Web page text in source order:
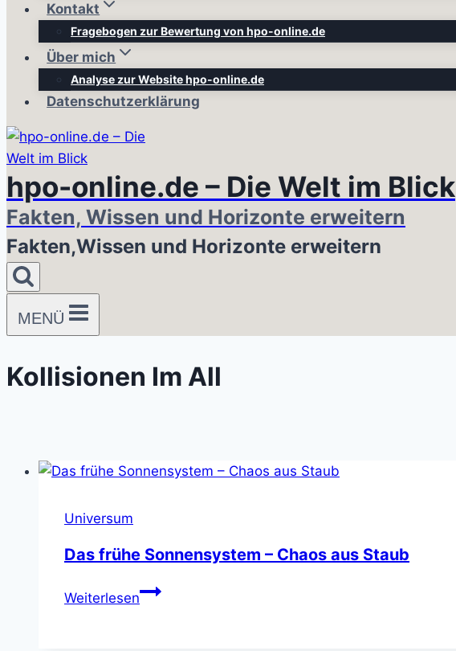
Kontakt
Fragebogen zur Bewertung von hpo-online.de
Über mich
Analyse zur Website hpo-online.de
Datenschutzerklärung
hpo-online.de – Die Welt im Blick
Fakten, Wissen und Horizonte erweitern
Fakten,Wissen und Horizonte erweitern
MENÜ
Kollisionen Im All
Universum
Das frühe Sonnensystem – Chaos aus Staub
WeiterlesenDas